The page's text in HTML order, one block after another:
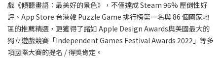
戲《傾聽畫語：最美好的景色》，不僅達成 Steam 96% 壓倒性好
評、App Store 台港韓 Puzzle Game 排行榜第一名與 86 個國家地
區的推薦精選，更獲得了諸如 Apple Design Awards與美國最大的
獨立遊戲競賽「Independent Games Festival Awards 2022」等多
項國際大賽的提名 / 得獎肯定。